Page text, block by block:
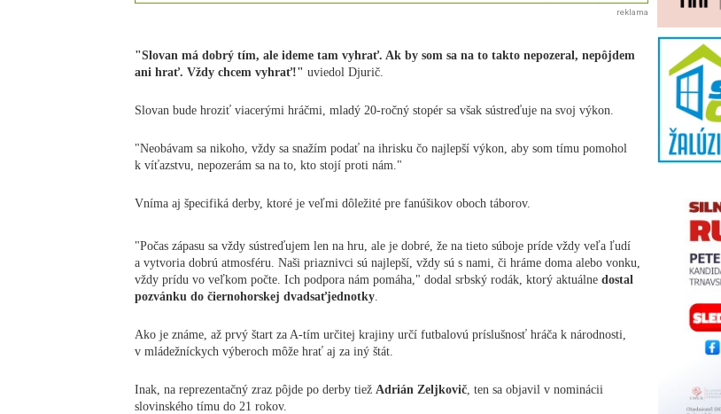
reklama
"Slovan má dobrý tím, ale ideme tam vyhrať. Ak by som sa na to takto nepozeral, nepôjdem
ani hrať. Vždy chcem vyhrať!" uviedol Djurič.
Slovan bude hroziť viacerými hráčmi, mladý 20-ročný stopér sa však sústreďuje na svoj výkon.
"Neobávam sa nikoho, vždy sa snažím podať na ihrisku čo najlepší výkon, aby som tímu pomohol
k víťazstvu, nepozerám sa na to, kto stojí proti nám."
Vníma aj špecifiká derby, ktoré je veľmi dôležité pre fanúšikov oboch táborov.
"Počas zápasu sa vždy sústreďujem len na hru, ale je dobré, že na tieto súboje príde vždy veľa ľudí
a vytvoria dobrú atmosféru. Naši priaznivci sú najlepší, vždy sú s nami, či hráme doma alebo vonku,
vždy prídu vo veľkom počte. Ich podpora nám pomáha," dodal srbský rodák, ktorý aktuálne dostal
pozvánku do čiernohorskej dvadsaťjednotky
Ako je známe, až prvý štart za A-tím určitej krajiny určí futbalovú príslušnosť hráča k národnosti,
v mládežníckych výberoch môže hrať aj za iný štát.
Inak, na reprezentačný zraz pôjde po derby tiež Adrián Zeljkovič , ten sa objavil v nominácii
slovinského tímu do 21 rokov.